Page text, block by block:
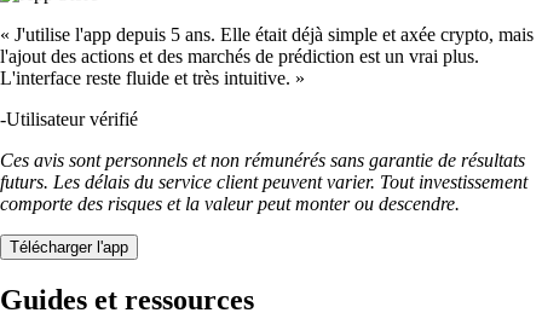
« J'utilise l'app depuis 5 ans. Elle était déjà simple et axée crypto, mais
l'ajout des actions et des marchés de prédiction est un vrai plus.
L'interface reste fluide et très intuitive. »
-Utilisateur vérifié
Ces avis sont personnels et non rémunérés sans garantie de résultats
futurs. Les délais du service client peuvent varier. Tout investissement
comporte des risques et la valeur peut monter ou descendre.
Télécharger l'app
Guides et ressources